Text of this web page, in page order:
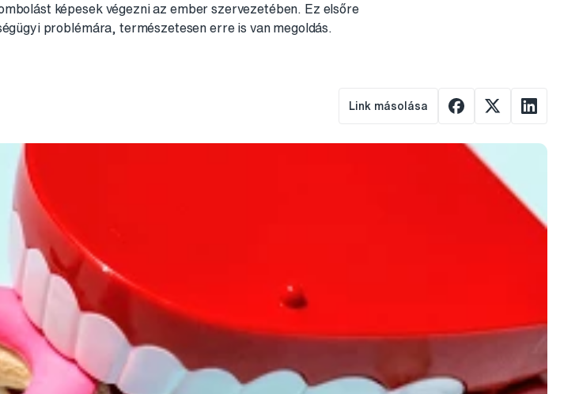
képesek végezni az ember szervezetében. Ez elsőre
problémára, természetesen erre is van megoldás.
Link másolása